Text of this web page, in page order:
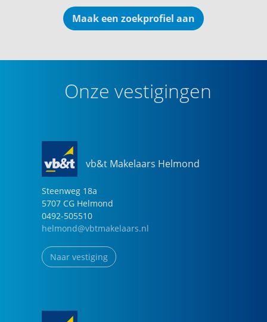
Maak een zoekprofiel aan
Onze vestigingen
vb&t Makelaars Helmond
Steenweg 18a
5707 CG Helmond
0492-505510
helmond@vbtmakelaars.nl
Naar vestiging